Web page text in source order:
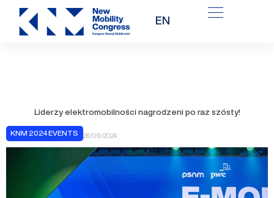
Przejdź
treści
EN
Liderzy elektromobilności nagrodzeni po raz szósty!
KNM 2024 EVENTS 26/09/2024